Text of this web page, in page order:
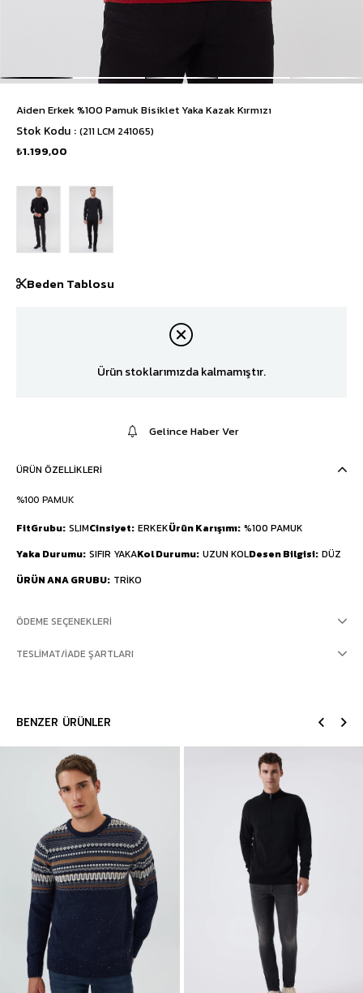
Aiden Erkek %100 Pamuk Bisiklet Yaka Kazak Kırmızı
Stok Kodu (211 LCM 241065)
₺1.199,00
Beden Tablosu
Ürün stoklarımızda kalmamıştır.
Gelince Haber Ver
ÜRÜN ÖZELLIKLERI
%100 PAMUK
FitGrubu SLIMCinsiyet ERKEKÜrün Karışımı %100 PAMUK
Yaka Durumu SIFIR YAKAKol Durumu UZUN KOLDesen Bilgisi DÜZ
ÜRÜN ANA GRUBU TRİKO
ÖDEME SEÇENEKLERI
TESLIMAT/İADE ŞARTLARI
BENZER ÜRÜNLER